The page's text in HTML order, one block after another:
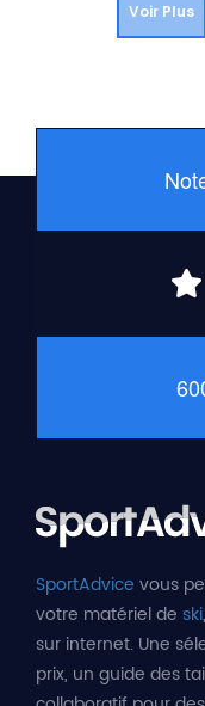
Voir Plus
SportAdvice vous
votre matériel de ski
sur internet. Une
prix, un guide des